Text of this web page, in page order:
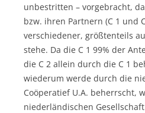
unbestritten – vorgebracht,
bzw. ihren Partnern (C 1 und
verschiedener, größtenteils
stehe. Da die C 1 99% der
die C 2 allein durch die C 1
wiederum werde durch die
Coöperatief U.A. beherrscht,
niederländischen